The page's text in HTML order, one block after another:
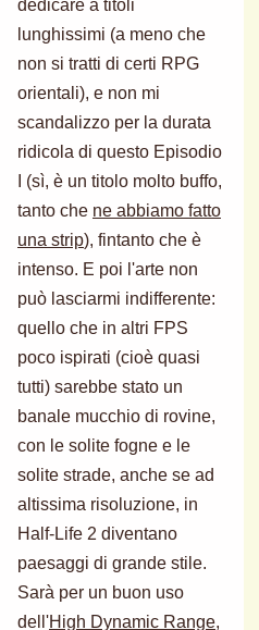
dedicare a titoli
lunghissimi (a meno che
non si tratti di certi RPG
orientali), e non mi
scandalizzo per la durata
ridicola di questo Episodio
I (sì, è un titolo molto buffo,
tanto che ne abbiamo fatto
una strip), fintanto che è
intenso. E poi l'arte non
può lasciarmi indifferente:
quello che in altri FPS
poco ispirati (cioè quasi
tutti) sarebbe stato un
banale mucchio di rovine,
con le solite fogne e le
solite strade, anche se ad
altissima risoluzione, in
Half-Life 2 diventano
paesaggi di grande stile.
Sarà per un buon uso
dell'High Dynamic Range,